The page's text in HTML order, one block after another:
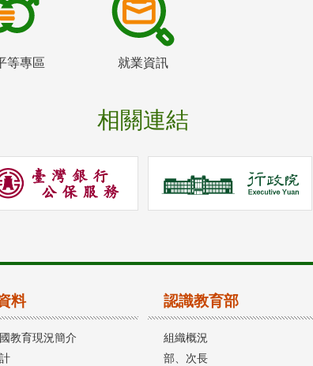
等專區 就業資訊
相關連結
料
教育現況簡介
認識教育部
組織概況
部、次長